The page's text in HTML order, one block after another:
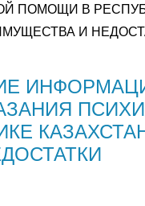
ПОМОЩИ В
И